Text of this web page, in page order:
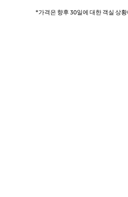
*가격은 향후 30일에 대한 객실 상